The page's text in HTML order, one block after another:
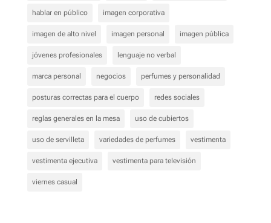
hablar en público imagen corporativa
imagen de alto nivel imagen personal imagen pública
jóvenes profesionales lenguaje no verbal
marca personal negocios perfumes y personalidad
posturas correctas para el cuerpo redes sociales
reglas generales en la mesa uso de cubiertos
uso de servilleta variedades de perfumes vestimenta
vestimenta ejecutiva vestimenta para televisión
viernes casual